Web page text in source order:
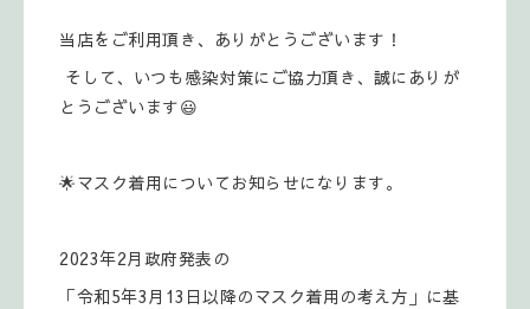
当店をご利用頂き、ありがとうございます！
そして、いつも感染対策にご協力頂き、誠にありが
とうございます😃
🌟マスク着用についてお知らせになります。
2023年2月政府発表の
「令和5年3月13日以降のマスク着用の考え方」に基